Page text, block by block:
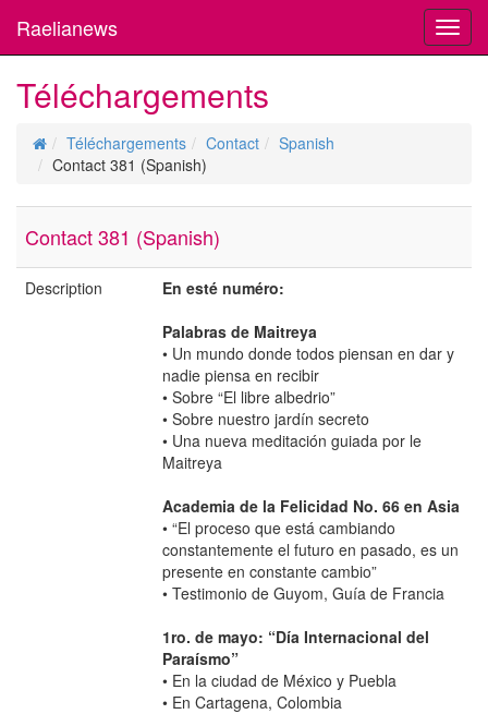
Raelianews
Téléchargements
Téléchargements Contact
Spanish
Contact 381 (Spanish)
Contact 381 (Spanish)
Description
En esté numéro:
Palabras de Maitreya
• Un mundo donde todos piensan en dar y
nadie piensa en recibir
• Sobre “El libre albedrio”
• Sobre nuestro jardín secreto
• Una nueva meditación guiada por le
Maitreya
Academia de la Felicidad No. 66 en Asia
• “El proceso que está cambiando
constantemente el futuro en pasado, es un
presente en constante cambio”
• Testimonio de Guyom, Guía de Francia
1ro. de mayo: “Día Internacional del
Paraísmo”
• En la ciudad de México y Puebla
• En Cartagena, Colombia